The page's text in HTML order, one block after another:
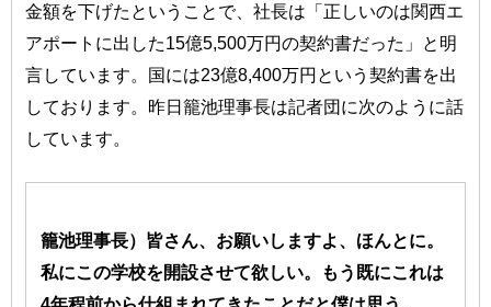
金額を下げたということで、社長は「正しいのは関西エ
アポートに出した15億5,500万円の契約書だった」と明
言しています。国には23億8,400万円という契約書を出
しております。昨日籠池理事長は記者団に次のように話
しています。
籠池理事長）皆さん、お願いしますよ、ほんとに。
私にこの学校を開設させて欲しい。もう既にこれは